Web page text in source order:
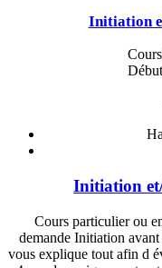
Initiation
Initiation
Cours particulier ou
demande Initiation
vous explique tout afin d